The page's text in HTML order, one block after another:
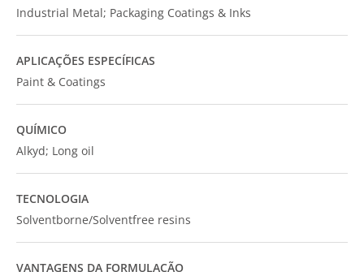
Industrial Metal; Packaging Coatings & Inks
APLICAÇÕES ESPECÍFICAS
Paint & Coatings
QUÍMICO
Alkyd; Long oil
TECNOLOGIA
Solventborne/Solventfree resins
VANTAGENS DA FORMULAÇÃO